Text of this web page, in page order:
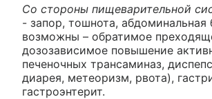
Со стороны пищеварительной
- запор, тошнота, абдоминальная
возможны – обратимое
дозозависимое повышение
печеночных трансаминаз,
диарея, метеоризм, рвота),
гастроэнтерит.